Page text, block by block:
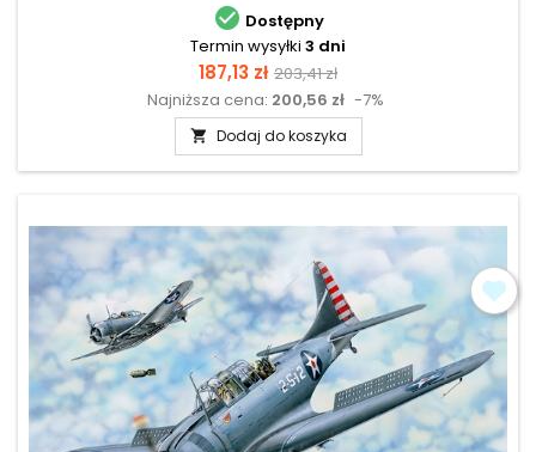
 Dostępny
Termin wysyłki 3 dni
Cena
187,13 zł Cena
podstawowa
203,41 zł
Najniższa cena: 200,56 zł -7%
 Dodaj do koszyka